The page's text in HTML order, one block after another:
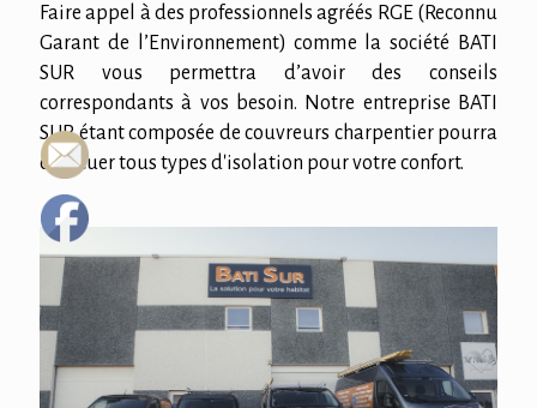
Faire appel à des professionnels agréés RGE (Reconnu
Garant de l’Environnement) comme la société BATI
SUR vous permettra d’avoir des conseils
correspondants à vos besoin. Notre entreprise BATI
SUR étant composée de couvreurs charpentier pourra
effectuer tous types d'isolation pour votre confort.